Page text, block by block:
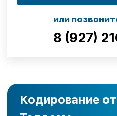
или
8 (927)
Кодирование